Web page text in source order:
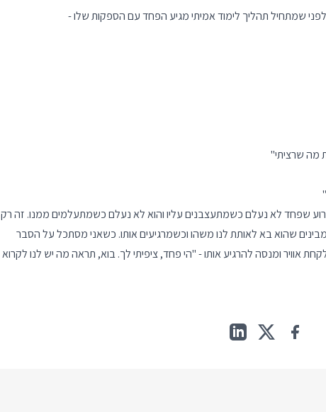
מה שרציתי"
שפחד לא נעלם כשמתעצבנים עליו והוא לא נעלם כשמתעלמים ממנו. זה רק
שהוא בא לאותת לנו משהו וכשמרגיעים אותו. כשאני מסתכל על הסבר
אוויר ומנסה להרגיע אותו - "הי פחד, ציפיתי לך. בוא, תראה מה יש לנו לקרוא